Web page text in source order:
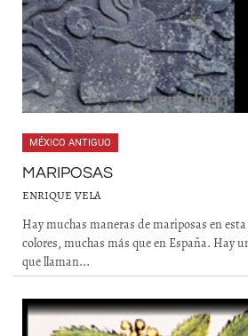
MÉXICO ANTIGUO
MARIPOSAS
ENRIQUE VELA
Hay muchas maneras de mariposas en
colores, muchas más que en España. Hay
que llaman...